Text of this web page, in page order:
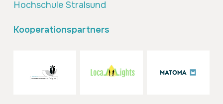
Hochschule Stralsund
Kooperationspartners